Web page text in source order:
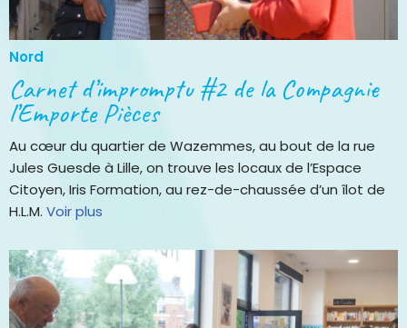
Nord
Carnet d’impromptu #2 de la Compagnie
l’Emporte Pièces
Au cœur du quartier de Wazemmes, au bout de la rue
Jules Guesde à Lille, on trouve les locaux de l’Espace
Citoyen, Iris Formation, au rez-de-chaussée d’un îlot de
H.L.M. Voir plus